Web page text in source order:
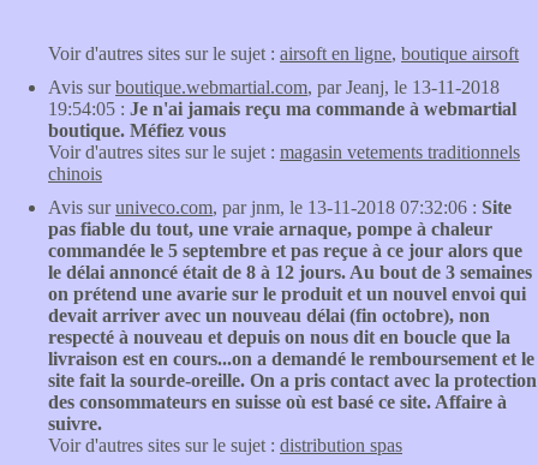
Voir d'autres sites sur le sujet : airsoft en ligne, boutique airsoft
Avis surboutique.webmartial.com, par Jeanj, le 13-11-2018
19:54:05 : Je n'ai jamais reçu ma commande à webmartial
boutique. Méfiez vous
Voir d'autres sites sur le sujet : magasin vetements traditionnels
chinois
Avis suruniveco.com, par jnm, le 13-11-2018 07:32:06 : Site
pas fiable du tout, une vraie arnaque, pompe à chaleur
commandée le 5 septembre et pas reçue à ce jour alors que
le délai annoncé était de 8 à 12 jours. Au bout de 3 semaines
on prétend une avarie sur le produit et un nouvel envoi qui
devait arriver avec un nouveau délai (fin octobre), non
respecté à nouveau et depuis on nous dit en boucle que la
livraison est en cours...on a demandé le remboursement et le
site fait la sourde-oreille. On a pris contact avec la protection
des consommateurs en suisse où est basé ce site. Affaire à
suivre.
Voir d'autres sites sur le sujet : distribution spas